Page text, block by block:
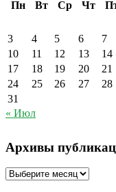
Пн
Вт Ср Чт
3
4 5 6 7
10
11 12 13 14
17
18 19 20 21
24
25 26 27 28
31
« Июл
Архивы
Архивы